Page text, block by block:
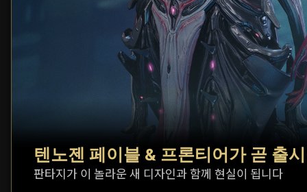
텐노젠 페이블 & 프론티어가 곧 출
판타지가 이 놀라운 새 디자인과 함께 현실이 됩니다